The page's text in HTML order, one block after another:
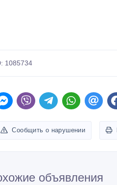
1085734
Сообщить о нарушении
объявления